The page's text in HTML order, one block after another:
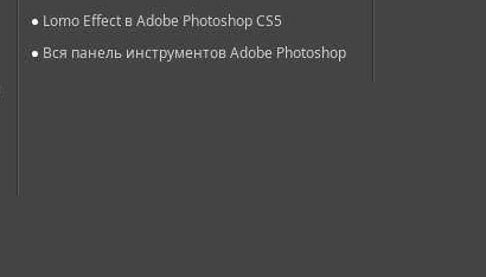
Lomo Effect в Adobe Photoshop CS5
Вся панель инструментов Adobe Photoshop